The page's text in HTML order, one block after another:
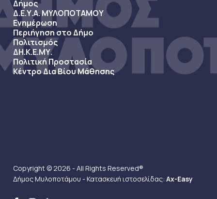
Δήμος
Δ.Ε.Υ.Α. ΜΥΛΟΠΟΤΑΜΟΥ
Ενημέρωση
Περιήγηση στο Δήμο
Πολιτισμός
ΔΗ.Κ.Ε.ΜΥ.
Πολιτική Προστασία
Κέντρο Δια Βίου Μάθησης
Copyright © 2026 - All Rights Reserved®
Δήμος Μυλοποτάμου - Κατασκευή ιστοσελίδας: Ax-Easy